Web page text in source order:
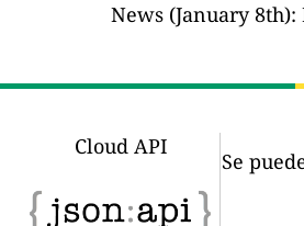
News (January
Cloud API
Se